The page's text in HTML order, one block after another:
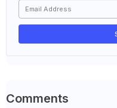
Comments